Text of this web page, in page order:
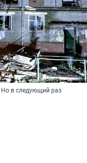
в следующий раз